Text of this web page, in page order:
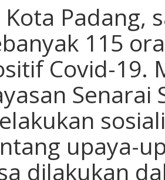
Kota Padang,
115
Covid-19.
upaya-
dilakukan